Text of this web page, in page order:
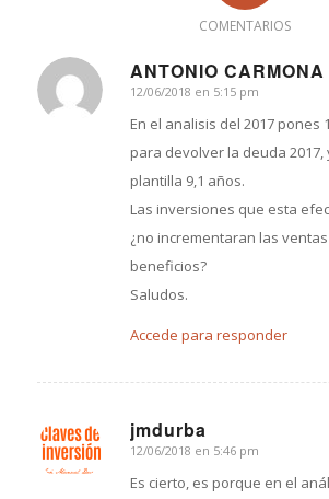
COMENTARIOS
ANTONIO CARMONA
Dice:
12/06/2018 en 5:15 pm
En el analisis del 2017 pones
para devolver la deuda 2017,
plantilla 9,1 años.
Las inversiones que esta
¿no incrementaran las
beneficios?
Saludos.
Accede para responder
jmdurba
Dice:
12/06/2018 en 5:46 pm
Es cierto, es porque en el